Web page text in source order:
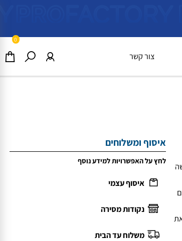
0
צור קשר
איסוף ומשלוחים
לחץ על האפשרויות למידע נוסף
איסוף עצמי
נקודות מסירה